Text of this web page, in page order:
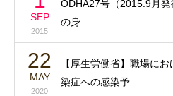
SEP
2015
ODHA27号（2015.9月
の身…
22
MAY
2020
【厚生労働省】職場に
染症への感染予…